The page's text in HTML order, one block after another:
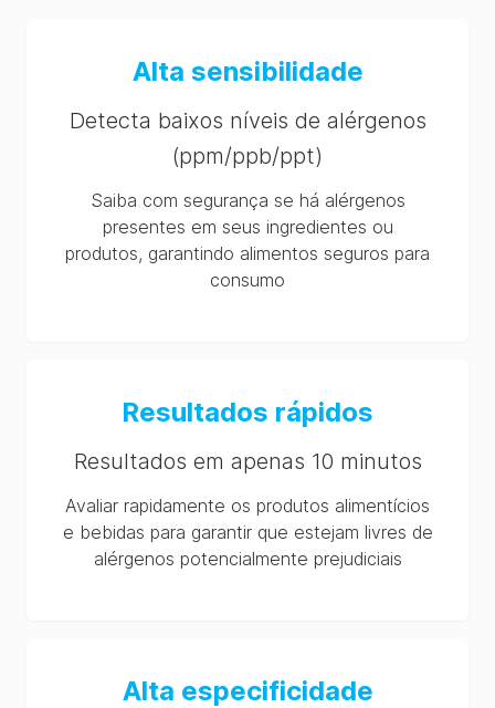
AlerTox Sticks (Total
Egg) Extraction Buffer
SDS (GB-en)
Milk, BLG, Casein and
Egg) Extraction Buffer
SDS (CN-zh)
AlerTox Sticks (Total
Milk, BLG, Casein and
Egg) Extraction Buffer
SDS (ES-es)
AlerTox Sticks (Total
Milk, BLG, Casein and
Egg) Extraction Buffer
SDS (CA-en)
Alta sensibilidade
Detecta baixos níveis de alérgenos
(ppm/ppb/ppt)
Saiba com segurança se há alérgenos
presentes em seus ingredientes ou
produtos, garantindo alimentos seguros para
consumo
Resultados rápidos
Resultados em apenas 10 minutos
Avaliar rapidamente os produtos alimentícios
e bebidas para garantir que estejam livres de
alérgenos potencialmente prejudiciais
Alta especificidade